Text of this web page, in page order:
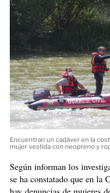
Encuentran un cadáver en la
mujer vestida con neopreno y
Según informan los
se ha constatado que en la